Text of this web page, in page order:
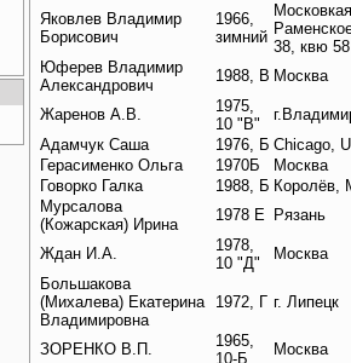
Яковлев Владимир
Борисович
1966,
зимний
38, квю 58
Юферев Владимир
Александрович
1988, В Москва
Жаренов А.В.
1975,
10 "В"
Адамчук Саша
1976, Б Chicago,
Герасименко Ольга
1970Б
Москва
Говорко Галка
1988, Б Королёв,
Мурсалова
(Кожарская) Ирина
1978 Е Рязань
Ждан И.А.
1978,
10 "Д"
Москва
Большакова
(Михалева) Екатерина
Владимировна
1972, Г г. Липецк
ЗОРЕНКО В.П.
1965,
10-Б
Москва